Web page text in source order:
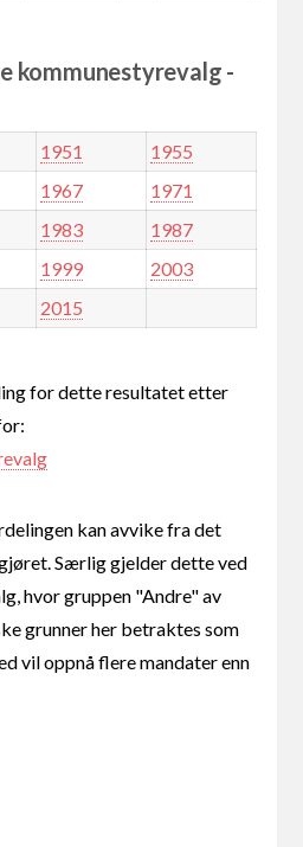
kommunestyrevalg -
1951
1955
1967
1971
1983
1987
1999
2003
2015
for dette resultatet etter
kan avvike fra det
Særlig gjelder dette ved
hvor gruppen "Andre" av
grunner her betraktes som
vil oppnå flere mandater enn